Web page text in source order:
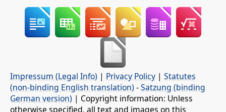
Impressum (Legal Info) | Privacy Policy | Statutes
(non-binding English translation) -Satzung (binding
German version) | Copyright information: Unless
otherwise specified, all text and images on this